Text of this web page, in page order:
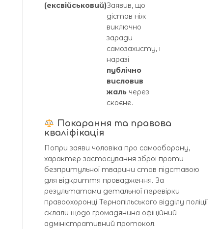
(ексвійськовий)Заявив, що
дістав ніж
виключно
заради
самозахисту, і
наразі
публічно
висловив
жаль через
скоєне.
Покарання та правова
кваліфікація
Попри заяви чоловіка про самооборону,
характер застосування зброї проти
безпритульної тварини став підставою
для відкриття провадження. За
результатами детальної перевірки
правоохоронці Тернопільського відділу поліції
склали щодо громадянина офіційний
адміністративний протокол.